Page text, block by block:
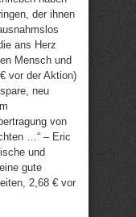
der ihnen
ans Herz
Mensch und
vor der Aktion)
neu
von
…“ – Eric
und
gute
2,68 € vor